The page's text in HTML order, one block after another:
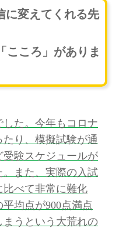
に変えてくれる先
こころ」がありま
た。今年もコロナ
り、模擬試験が通
験スケジュールが
また、実際の入試
べて非常に難化
均点が900点満点
まうという大荒れの